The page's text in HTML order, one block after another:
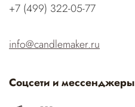
‭+7 (499) 322-05-77‬
info@candlemaker.ru
Соцсети и мессенджеры